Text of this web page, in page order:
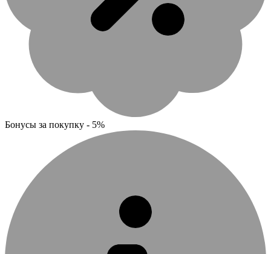
Бонусы за покупку - 5%